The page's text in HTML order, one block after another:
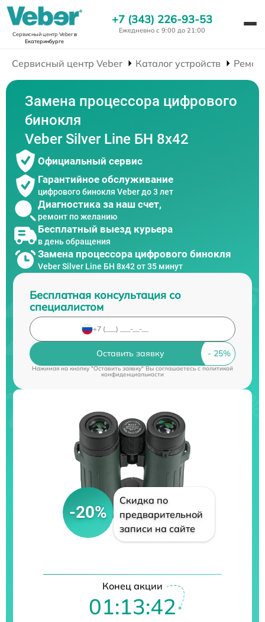
Сервисный центр Veberв
Екатеринбурге
+7 (343) 226-93-53
Ежедневно с 9:00 до 21:00
Сервисный центр Veber Каталог устройств
Замена процессора цифрового
бинокля
Veber Silver Line БН 8x42
Официальный сервис
Гарантийное обслуживание
цифрового бинокля Veber до 3 лет
Диагностика за наш счет,
ремонт по желанию
Бесплатный выезд курьера
в день обращения
Замена процессора цифрового бинокля
Veber Silver Line БН 8x42 от 35 минут
Бесплатная консультация со
специалистом
Оставить заявку
Нажимая на кнопку "Оставить заявку" Вы соглашаетесь cполитикой
конфиденциальности
-20%
Скидка по
предварительной
записи на сайте
Конец акции
01:13:41